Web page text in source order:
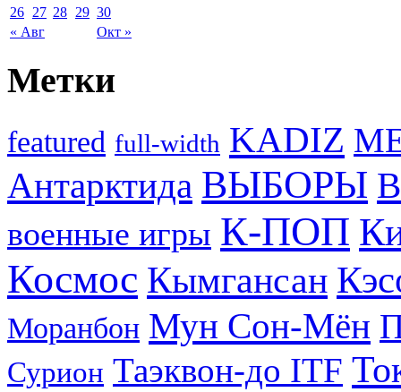
« Авг Окт »
26 27 28 29 30
Метки
featured full-width KADIZ
Антарктида ВЫБОРЫ
военные игры К-ПОП
Космос Кымгансан
Моранбон Мун Сон-Мён
Сурион Таэквон-до ITF